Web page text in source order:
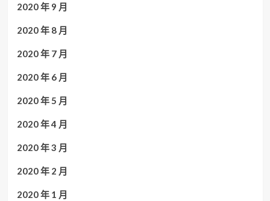
2020 年 9 月
2020 年 8 月
2020 年 7 月
2020 年 6 月
2020 年 5 月
2020 年 4 月
2020 年 3 月
2020 年 2 月
2020 年 1 月